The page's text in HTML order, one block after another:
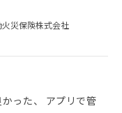
災保険株式会社
った、 アプリで管